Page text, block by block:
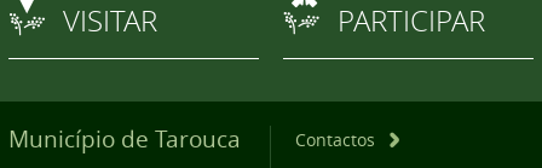
VISITAR PARTICIPAR
Município de Tarouca
Contactos